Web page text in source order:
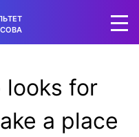
looks for
a place